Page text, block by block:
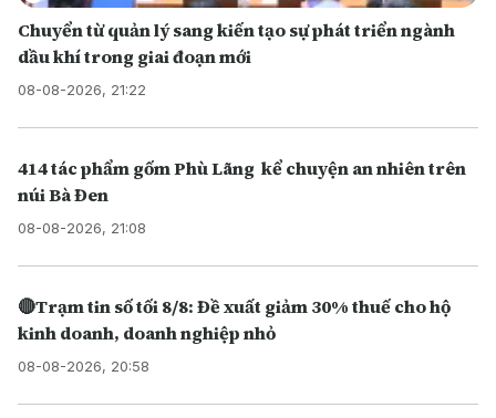
Chuyển từ quản lý sang kiến tạo sự phát triển ngành
dầu khí trong giai đoạn mới
08-08-2026, 21:22
414 tác phẩm gốm Phù Lãng kể chuyện an nhiên trên
núi Bà Đen
08-08-2026, 21:08
🔴Trạm tin số tối 8/8: Đề xuất giảm 30% thuế cho hộ
kinh doanh, doanh nghiệp nhỏ
08-08-2026, 20:58